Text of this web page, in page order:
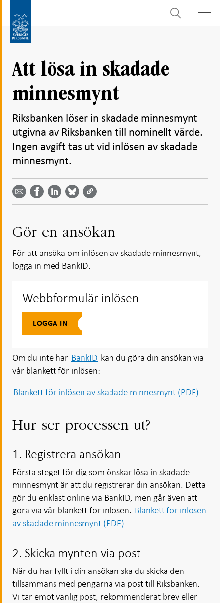
direkt
undersidor
Sök
Att lösa in skadade
minnesmynt
Riksbanken löser in skadade minnesmynt
utgivna av Riksbanken till nominellt värde.
Ingen avgift tas ut vid inlösen av skadade
minnesmynt.
Dela
email -
Öppnas
Dela på
Facebook
- Öppnas
Dela på
LinkedIn
-
Öppnas
på
Bluesky
-
på
Twitter
-
Gör en ansökan
För att ansöka om inlösen av skadade minnesmynt,
logga in med BankID.
Webbformulär inlösen
LOGGA IN
Om du inte har BankID kan du göra din ansökan via
vår blankett för inlösen:
Blankett för inlösen av skadade minnesmynt (PDF)
Hur ser processen ut?
1. Registrera ansökan
Första steget för dig som önskar lösa in skadade
minnesmynt är att du registrerar din ansökan. Detta
gör du enklast online via BankID, men går även att
göra via vår blankett för inlösen. Blankett för inlösen
av skadade minnesmynt (PDF)
2. Skicka mynten via post
När du har fyllt i din ansökan ska du skicka den
tillsammans med pengarna via post till Riksbanken.
Vi tar emot vanlig post, rekommenderat brev eller